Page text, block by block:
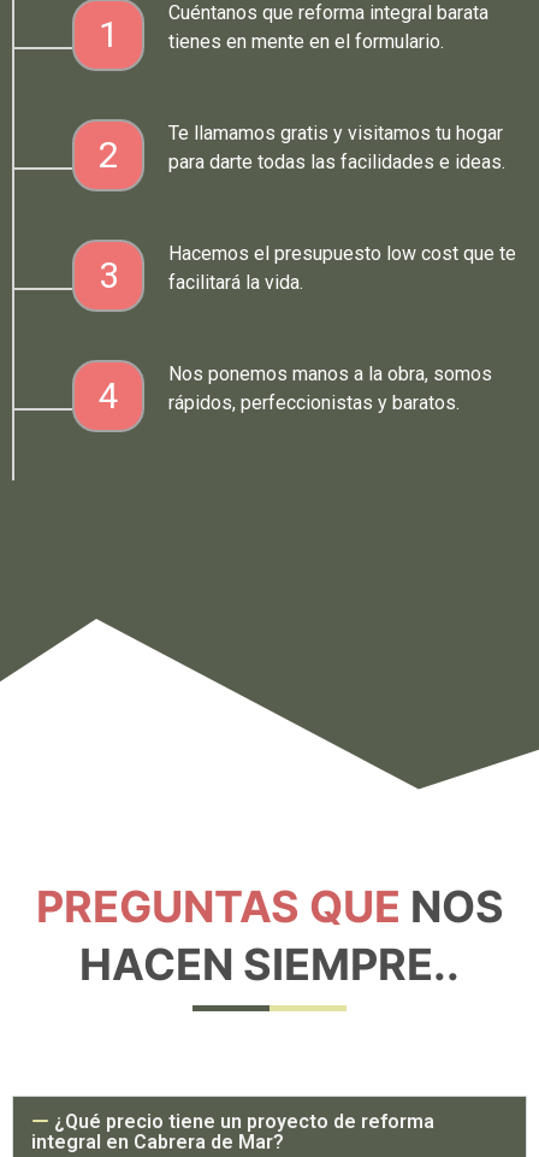
1
Cuéntanos que reforma integral barata
tienes en mente en el formulario.
2
Te llamamos gratis y visitamos tu hogar
para darte todas las facilidades e ideas.
3
Hacemos el presupuesto low cost que te
facilitará la vida.
4
Nos ponemos manos a la obra, somos
rápidos, perfeccionistas y baratos.
PREGUNTAS QUE NOS
HACEN SIEMPRE..
¿Qué precio tiene un proyecto de reforma
integral en Cabrera de Mar?